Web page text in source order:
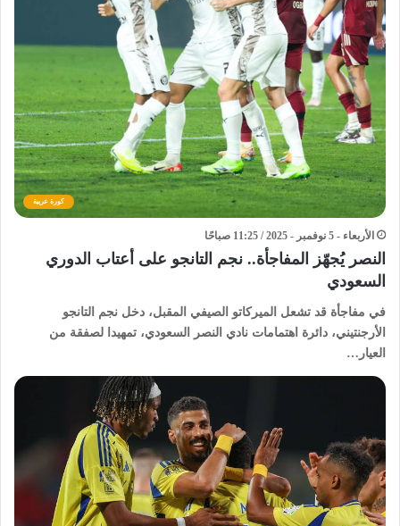
كورة عربية
الأربعاء - 5 نوفمبر - 2025 / 11:25 صباحًا
النصر يُجهّز المفاجأة.. نجم التانجو على أعتاب الدوري
السعودي
في مفاجأة قد تشعل الميركاتو الصيفي المقبل، دخل نجم التانجو
الأرجنتيني، دائرة اهتمامات نادي النصر السعودي، تمهيدا لصفقة من
العيار…